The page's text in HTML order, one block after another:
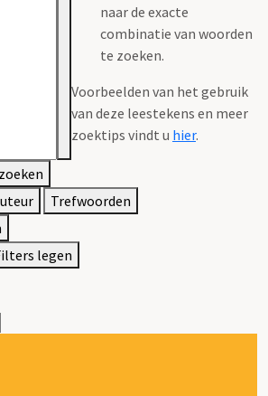
naar de exacte
combinatie van woorden
te zoeken.
Voorbeelden van het gebruik
van deze leestekens en meer
zoektips vindt u hier.
Trefwoorden
legen